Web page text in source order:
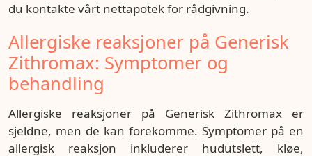
du kontakte vårt nettapotek for rådgivning.
Allergiske reaksjoner på Generisk
Zithromax: Symptomer og
behandling
Allergiske reaksjoner på Generisk Zithromax er
sjeldne, men de kan forekomme. Symptomer på en
allergisk reaksjon inkluderer hudutslett, kløe,